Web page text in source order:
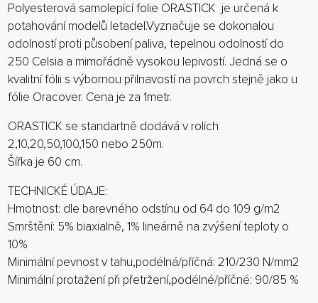
Polyesterová samolepící folie ORASTICK je určená k
potahování modelů letadel.Vyznačuje se dokonalou
odolností proti působení paliva, tepelnou odolností do
250 Celsia a mimořádně vysokou lepivostí. Jedná se o
kvalitní fólii s výbornou přilnavostí na povrch stejně jako u
fólie Oracover. Cena je za 1metr.
ORASTICK se standartně dodává v rolích
2,10,20,50,100,150 nebo 250m.
Šířka je 60 cm.
TECHNICKÉ ÚDAJE:
Hmotnost: dle barevného odstínu od 64 do 109 g/m2
Smrštění: 5% biaxialně, 1% lineárně na zvýšení teploty o
10%
Minimální pevnost v tahu,podélná/příčná: 210/230 N/mm2
Minimální protažení při přetržení,podélné/příčné: 90/85 %